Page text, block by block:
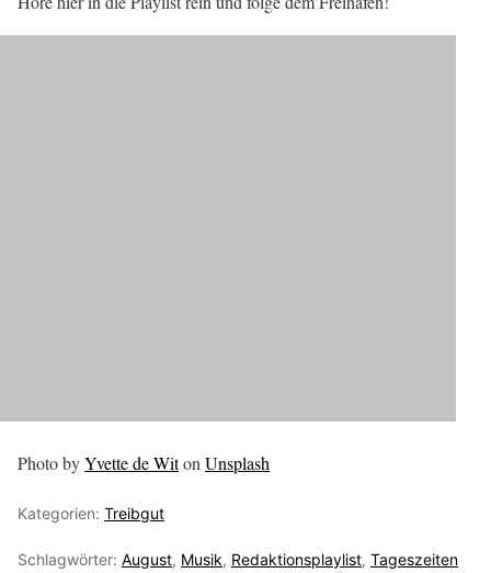
Photo byYvette de Witon Unsplash
Kategorien: Treibgut
Schlagwörter: August, Musik, Redaktionsplaylist, Tageszeiten